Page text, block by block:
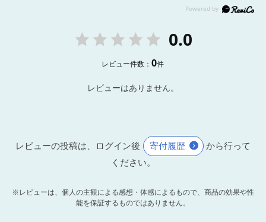
0.0
レビュー件数：0件
レビューはありません。
レビューの投稿は、ログイン後 寄付履歴
から行って
ください。
※レビューは、個人の主観による感想・体感によるもので、商品の効果や性
能を保証するものではありません。